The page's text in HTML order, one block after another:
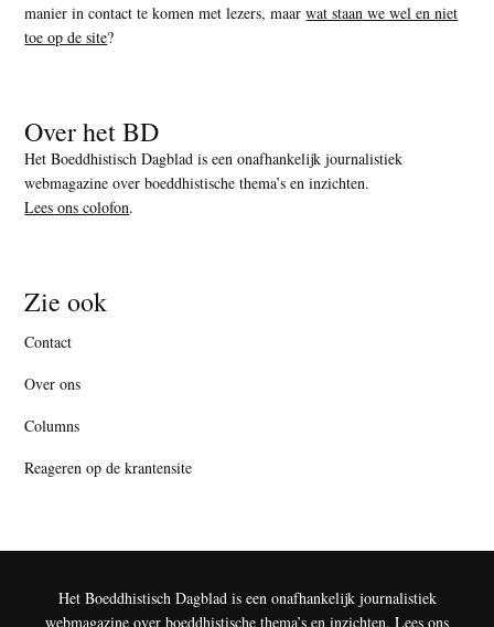
manier in contact te komen met lezers, maarwat staan we wel en niet
toe op de site?
Over het BD
Het Boeddhistisch Dagblad is een onafhankelijk journalistiek
webmagazine over boeddhistische thema’s en inzichten.
Lees ons colofon.
Zie ook
Contact
Over ons
Columns
Reageren op de krantensite
Het Boeddhistisch Dagblad is een onafhankelijk journalistiek
webmagazine over boeddhistische thema’s en inzichten. Lees ons